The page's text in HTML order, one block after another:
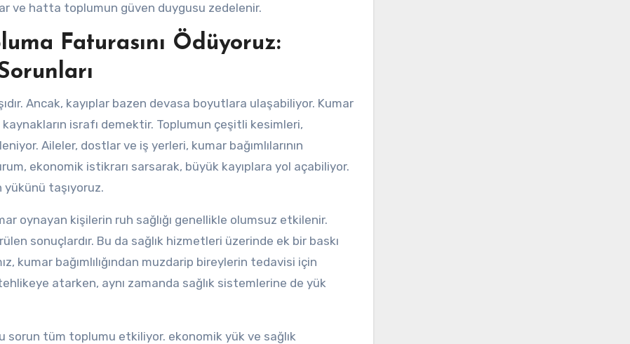
ve hatta toplumun güven duygusu zedelenir.
Faturasını Ödüyoruz:
Ancak, kayıplar bazen devasa boyutlara ulaşabiliyor. Kumar
kaynakların israfı demektir. Toplumun çeşitli kesimleri,
Aileler, dostlar ve iş yerleri, kumar bağımlılarının
ekonomik istikrarı sarsarak, büyük kayıplara yol açabiliyor.
yükünü taşıyoruz.
oynayan kişilerin ruh sağlığı genellikle olumsuz etkilenir.
sonuçlardır. Bu da sağlık hizmetleri üzerinde ek bir baskı
kumar bağımlılığından muzdarip bireylerin tedavisi için
atarken, aynı zamanda sağlık sistemlerine de yük
sorun tüm toplumu etkiliyor. ekonomik yük ve sağlık